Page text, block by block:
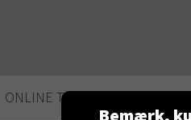
ONLINE TROJKA FAQ
Bemærk,